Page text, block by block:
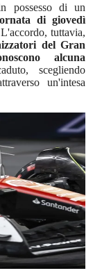
possesso di un
di giovedì
tuttavia,
del Gran
alcuna
scegliendo
un'intesa